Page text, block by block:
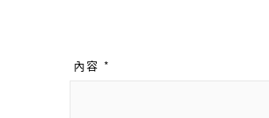
內容 *